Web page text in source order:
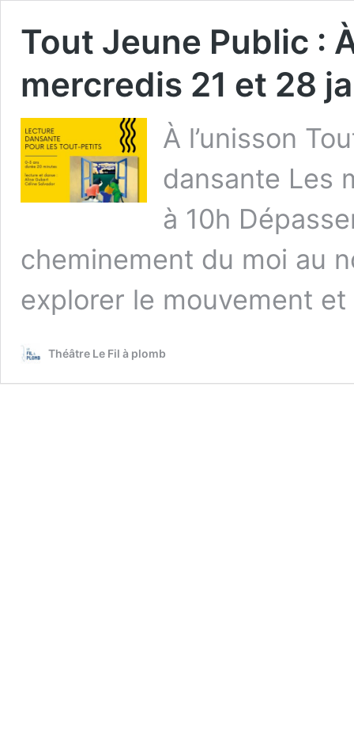
Tout Jeune Public :
mercredis 21 et 28
À l’unisson
dansante Les
à 10h
cheminement du moi au
explorer le mouvement
Théâtre Le Fil à plomb